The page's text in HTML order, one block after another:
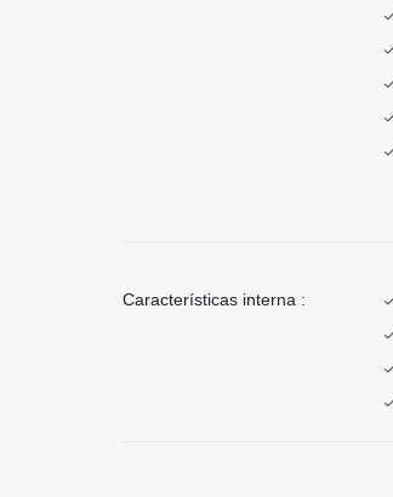
Características interna :